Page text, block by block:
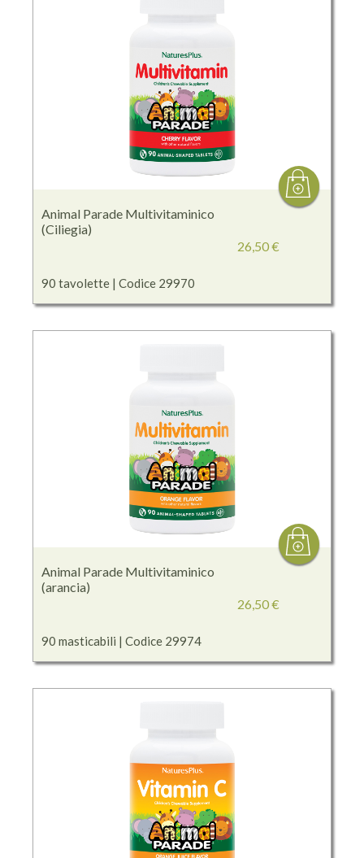
Animal Parade Multivitaminico
(Ciliegia)
90 tavolette | Codice 29970
26,50 €
Animal Parade Multivitaminico
(arancia)
90 masticabili | Codice 29974
26,50 €